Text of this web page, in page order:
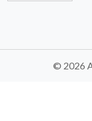
© 2026